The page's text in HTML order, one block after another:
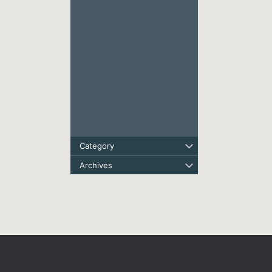
Category
Archives